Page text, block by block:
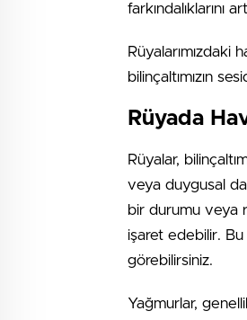
farkındalıklarını
Rüyalarımızdaki
bilinçaltımızın
Rüyada
Rüyalar,
veya duygusal
bir durumu veya
işaret edebilir. Bu
görebilirsiniz.
Yağmurlar,